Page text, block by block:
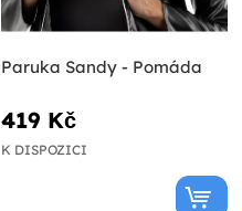
Paruka Sandy - Pomáda
419 Kč
K DISPOZICI